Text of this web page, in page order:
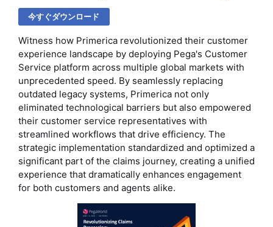
今すぐダウンロード
Witness how Primerica revolutionized their customer
experience landscape by deploying Pega's Customer
Service platform across multiple global markets with
unprecedented speed. By seamlessly replacing
outdated legacy systems, Primerica not only
eliminated technological barriers but also empowered
their customer service representatives with
streamlined workflows that drive efficiency. The
strategic implementation standardized and optimized a
significant part of the claims journey, creating a unified
experience that dramatically enhances engagement
for both customers and agents alike.